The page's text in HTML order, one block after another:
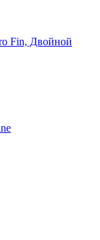
Fin, Двойной